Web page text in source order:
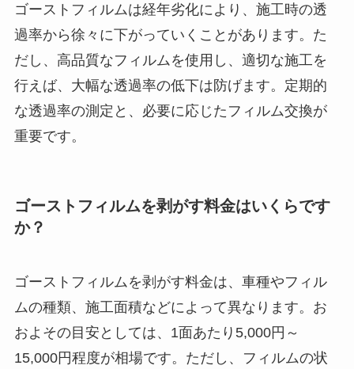
ゴーストフィルムは経年劣化により、施工時の透
過率から徐々に下がっていくことがあります。た
だし、高品質なフィルムを使用し、適切な施工を
行えば、大幅な透過率の低下は防げます。定期的
な透過率の測定と、必要に応じたフィルム交換が
重要です。
ゴーストフィルムを剥がす料金はいくらです
か？
ゴーストフィルムを剥がす料金は、車種やフィル
ムの種類、施工面積などによって異なります。お
およその目安としては、1面あたり5,000円～
15,000円程度が相場です。ただし、フィルムの状